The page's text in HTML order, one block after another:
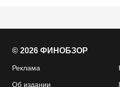
© 2026 ФИНОБЗОР
Реклама
Об издании